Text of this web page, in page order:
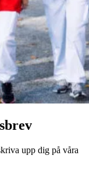
upp dig på våra